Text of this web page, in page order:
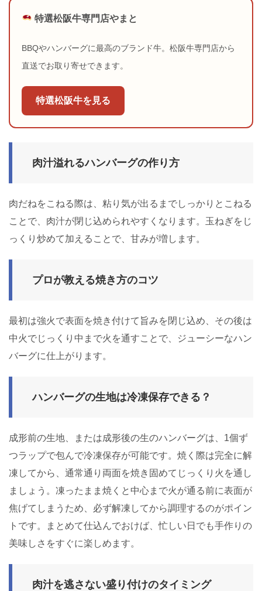
特選松阪牛専門店やまと
BBQやハンバーグに最高のブランド牛。松阪牛専門店から
直送でお取り寄せできます。
特選松阪牛を見る
肉汁溢れるハンバーグの作り方
肉だねをこねる際は、粘り気が出るまでしっかりとこねる
ことで、肉汁が閉じ込められやすくなります。玉ねぎをじ
っくり炒めて加えることで、甘みが増します。
プロが教える焼き方のコツ
最初は強火で表面を焼き付けて旨みを閉じ込め、その後は
中火でじっくり中まで火を通すことで、ジューシーなハン
バーグに仕上がります。
ハンバーグの生地は冷凍保存できる？
成形前の生地、または成形後の生のハンバーグは、1個ず
つラップで包んで冷凍保存が可能です。焼く際は完全に解
凍してから、通常通り両面を焼き固めてじっくり火を通し
ましょう。凍ったまま焼くと中心まで火が通る前に表面が
焦げてしまうため、必ず解凍してから調理するのがポイン
トです。まとめて仕込んでおけば、忙しい日でも手作りの
美味しさをすぐに楽しめます。
肉汁を逃さない盛り付けのタイミング